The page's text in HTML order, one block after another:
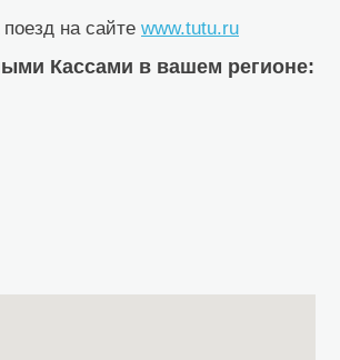
на сайте www.tutu.ru
Кассами в вашем регионе: